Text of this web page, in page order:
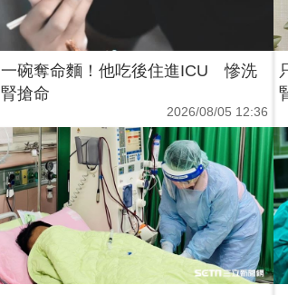
一碗奪命麵！他吃後住進ICU 慘洗
腎搶命
2026/08/05 12:36